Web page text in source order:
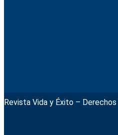
Revista Vida y Éxito –